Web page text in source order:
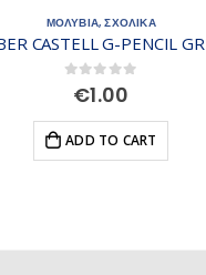
ΜΟΛΥΒΙΑ,ΣΧΟΛΙΚΑ
out of 5
€1.00
ADD TO CART